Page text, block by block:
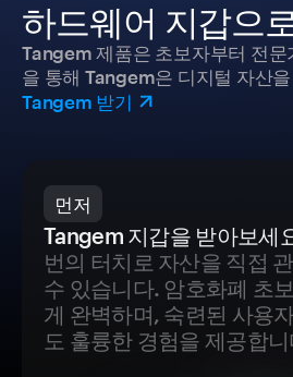
하드웨어 지갑으
Tangem 제품은 초보자부터 전
을 통해 Tangem은 디지털 자산
Tangem 받기
먼저
Tangem 지갑을 받아보세
번의 터치로 자산을 직접
수 있습니다. 암호화폐 초
게 완벽하며, 숙련된 사용
도 훌륭한 경험을 제공합